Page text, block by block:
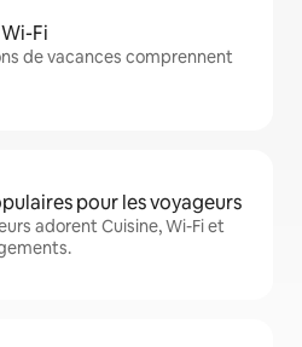
Fi
de vacances comprennent
pour les voyageurs
adorent Cuisine, Wi-Fi et